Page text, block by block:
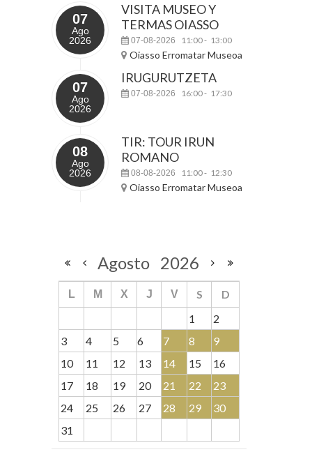
07
Ago
2026
VISITA MUSEO Y
TERMAS OIASSO
07-08-2026 11:00- 13:00
Oiasso Erromatar Museoa
07
Ago
2026
IRUGURUTZETA
07-08-2026 16:00- 17:30
08
Ago
2026
TIR: TOUR IRUN
ROMANO
08-08-2026 11:00- 12:30
Oiasso Erromatar Museoa
Agosto 2026
L M X J V S
D
1
2
3
4 5 6 7 8
9
10
11 12 13 14 15
16
17
18 19 20 21 22
23
24
25 26 27 28 29
30
31